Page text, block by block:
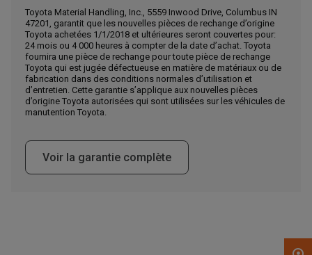
, , ,
Obtenir une direction
Appelez maintenant
Envoyez un message au concessionnaire
Écrivez-nous
Veuillez mettre à jour le code postal 'Livrer à' dans le volet de
navigation supérieur pour rechercher un autre concessionnaire.
Toyota Material Handling, Inc., 5559 Inwood Drive, Columbus IN
47201, garantit que les nouvelles pièces de rechange d’origine
Toyota achetées 1/1/2018 et ultérieures seront couvertes pour:
24 mois ou 4 000 heures à compter de la date d’achat. Toyota
fournira une pièce de rechange pour toute pièce de rechange
Toyota qui est jugée défectueuse en matière de matériaux ou de
fabrication dans des conditions normales d’utilisation et
d’entretien. Cette garantie s’applique aux nouvelles pièces
d’origine Toyota autorisées qui sont utilisées sur les véhicules de
manutention Toyota.
Voir la garantie complète